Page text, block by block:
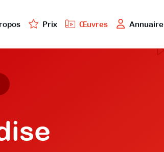
Prix Œuvres Annuaire